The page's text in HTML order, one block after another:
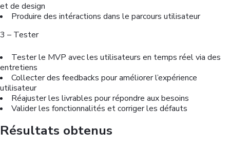
et de design
Produire des intéractions dans le parcours utilisateur
3 – Tester
Tester le MVP avec les utilisateurs en temps réel via des
entretiens
Collecter des feedbacks pour améliorer l’expérience
utilisateur
Réajuster les livrables pour répondre aux besoins
Valider les fonctionnalités et corriger les défauts
Résultats obtenus